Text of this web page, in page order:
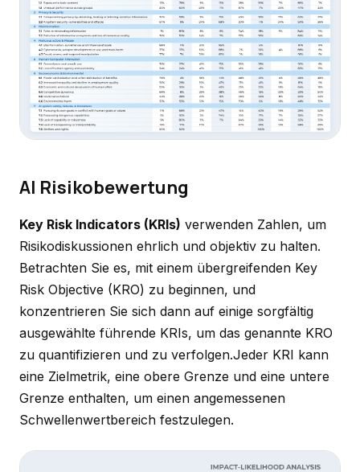
AI Risikobewertung
Key Risk Indicators (KRIs) verwenden Zahlen, um
Risikodiskussionen ehrlich und objektiv zu halten.
Betrachten Sie es, mit einem übergreifenden Key
Risk Objective (KRO) zu beginnen, und
konzentrieren Sie sich dann auf einige sorgfältig
ausgewählte führende KRIs, um das genannte KRO
zu quantifizieren und zu verfolgen.Jeder KRI kann
eine Zielmetrik, eine obere Grenze und eine untere
Grenze enthalten, um einen angemessenen
Schwellenwertbereich festzulegen.